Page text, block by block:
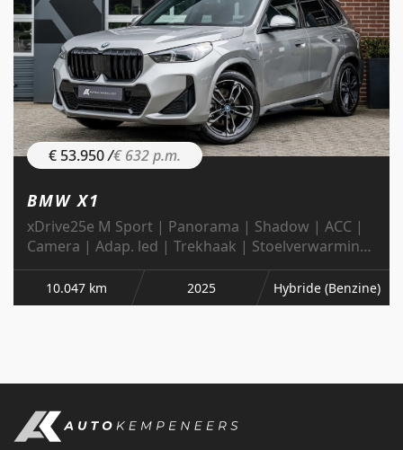
€ 53.950/€ 632 p.m.
BMW X1
xDrive25e M Sport | Panorama | Shadow | ACC |
Camera | Adap. led | Trekhaak | Stoelverwarming
| 19 inch |
10.047 km 2025 Hybride (Benzine)